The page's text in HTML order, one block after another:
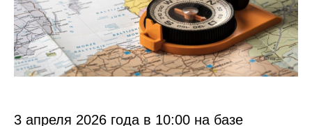
3 апреля 2026 года в 10:00 на базе